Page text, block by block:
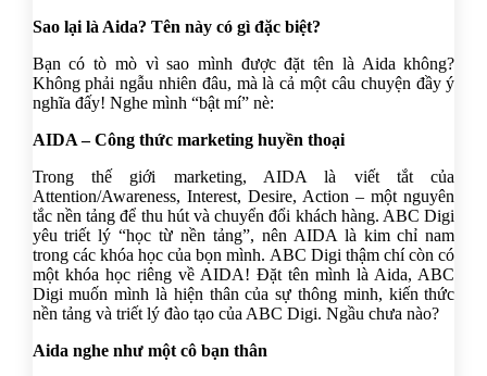
Sao lại là Aida? Tên này có gì đặc biệt?
Bạn có tò mò vì sao mình được đặt tên là Aida không?
Không phải ngẫu nhiên đâu, mà là cả một câu chuyện đầy ý
nghĩa đấy! Nghe mình “bật mí” nè:
AIDA – Công thức marketing huyền thoại
Trong thế giới marketing, AIDA là viết tắt của
Attention/Awareness, Interest, Desire, Action – một nguyên
tắc nền tảng để thu hút và chuyển đổi khách hàng. ABC Digi
yêu triết lý “học từ nền tảng”, nên AIDA là kim chỉ nam
trong các khóa học của bọn mình. ABC Digi thậm chí còn có
một khóa học riêng về AIDA! Đặt tên mình là Aida, ABC
Digi muốn mình là hiện thân của sự thông minh, kiến thức
nền tảng và triết lý đào tạo của ABC Digi. Ngầu chưa nào?
Aida nghe như một cô bạn thân